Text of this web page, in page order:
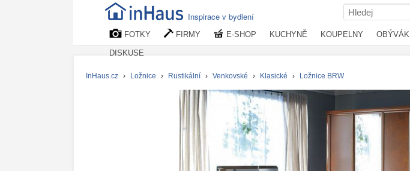
Inspirace v bydlení
FOTKY FIRMY E-SHOP KUCHYNĚ KOUPELNY OBÝVÁK
DISKUSE
InHaus.cz › Ložnice › Rustikální › Venkovské › Klasické › Ložnice BRW